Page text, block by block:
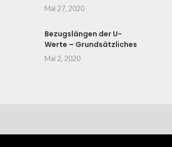
Mai 27, 2020
Bezugslängen der U-
Werte – Grundsätzliches
Mai 2, 2020